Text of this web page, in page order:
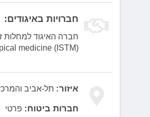
חברויות באיגודים:
חברה האיגוד למחלות
(International society of tropical medicine (ISTM
איזור: תל-אביב
חברות ביטוח: פרטי